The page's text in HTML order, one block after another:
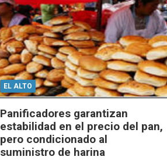
EL ALTO
Panificadores garantizan
estabilidad en el precio del pan,
pero condicionado al
suministro de harina